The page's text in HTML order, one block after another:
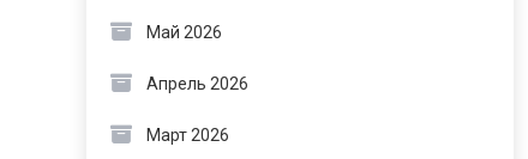
Май 2026
Апрель 2026
Март 2026